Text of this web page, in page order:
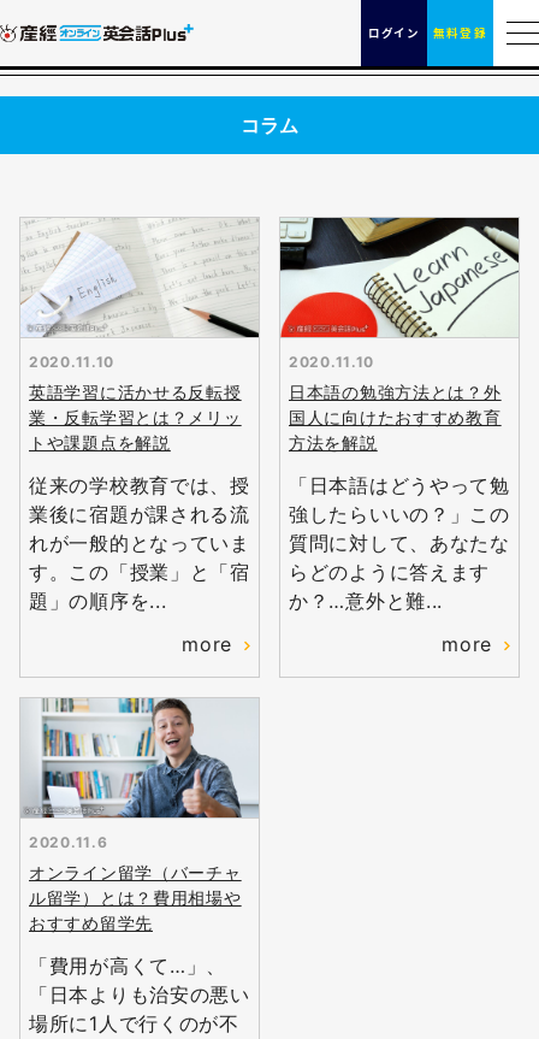
ログイン 無料登録
コラム
2020.11.10
英語学習に活かせる反転授
業・反転学習とは？メリッ
トや課題点を解説
従来の学校教育では、授
業後に宿題が課される流
れが一般的となっていま
す。この「授業」と「宿
題」の順序を...
more
2020.11.10
日本語の勉強方法とは？外
国人に向けたおすすめ教育
方法を解説
「日本語はどうやって勉
強したらいいの？」この
質問に対して、あなたな
らどのように答えます
か？…意外と難...
more
2020.11.6
オンライン留学（バーチャ
ル留学）とは？費用相場や
おすすめ留学先
「費用が高くて…」、
「日本よりも治安の悪い
場所に1人で行くのが不